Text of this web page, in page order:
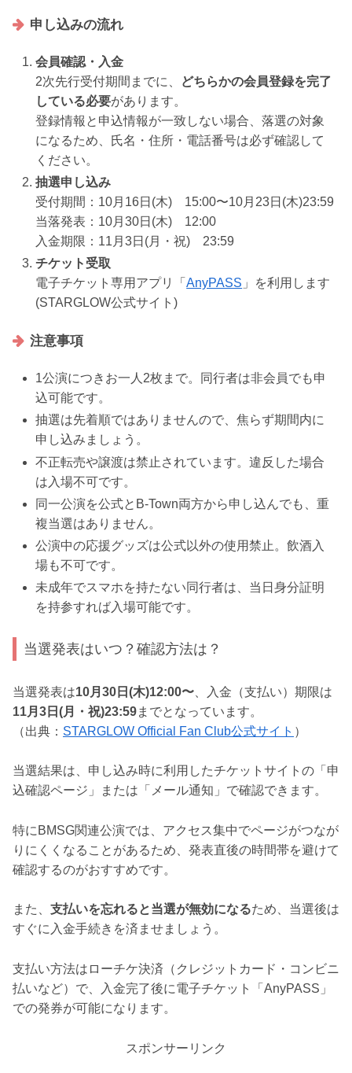
申し込みの流れ
会員確認・入金
2次先行受付期間までに、
どちらかの会員登録を完了
している必要があります。
登録情報と申込情報が一致しない場合、落選の対象
になるため、氏名・住所・電話番号は必ず確認して
ください。
抽選申し込み
受付期間：10月16日(木) 15:00〜10月23日(木)23:59
当落発表：10月30日(木) 12:00
入金期限：11月3日(月・祝) 23:59
チケット受取
電子チケット専用アプリ「AnyPASS 」を利用します
(STARGLOW公式サイト)
注意事項
1公演につきお一人2枚まで。同行者は非会員でも申
込可能です。
抽選は先着順ではありませんので、焦らず期間内に
申し込みましょう。
不正転売や譲渡は禁止されています。違反した場合
は入場不可です。
同一公演を公式とB-Town両方から申し込んでも、重
複当選はありません。
公演中の応援グッズは公式以外の使用禁止。飲酒入
場も不可です。
未成年でスマホを持たない同行者は、当日身分証明
を持参すれば入場可能です。
当選発表はいつ？確認方法は？
当選発表は10月30日(木)12:00〜 、入金（支払い）期限は
11月3日(月・祝)23:59までとなっています。
（出典： STARGLOW Official Fan Club公式サイト ）
当選結果は、申し込み時に利用したチケットサイトの「申
込確認ページ」または「メール通知」で確認できます。
特にBMSG関連公演では、アクセス集中でページがつなが
りにくくなることがあるため、発表直後の時間帯を避けて
確認するのがおすすめです。
また、 支払いを忘れると当選が無効になるため、当選後は
すぐに入金手続きを済ませましょう。
支払い方法はローチケ決済（クレジットカード・コンビニ
払いなど）で、入金完了後に電子チケット「AnyPASS」
での発券が可能になります。
スポンサーリンク